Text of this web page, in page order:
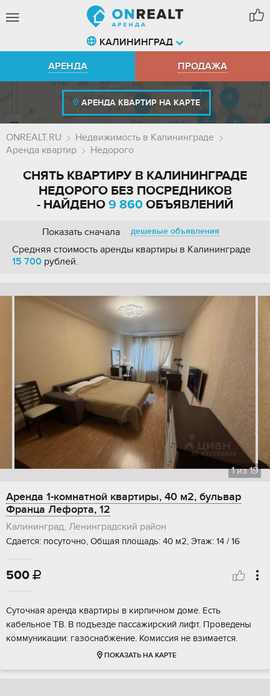
КАЛИНИНГРАД
АРЕНДА
ПРОДАЖА
АРЕНДА КВАРТИР НА КАРТЕ
ONREALT.RU
Недвижимость в Калининграде
Аренда квартир
Недорого
СНЯТЬ КВАРТИРУ В КАЛИНИНГРАДЕ
НЕДОРОГО БЕЗ ПОСРЕДНИКОВ
- НАЙДЕНО 9 860 ОБЪЯВЛЕНИЙ
Показать сначала дешевые объявления
Средняя стоимость аренды квартиры в Калининграде
15 700 рублей.
1из19
Аренда 1-комнатной квартиры, 40 м2, бульвар
Франца Лефорта, 12
Калининград, Ленинградский район
Сдается: посуточно, Общая площадь: 40 м2, Этаж: 14 / 16
500 
Суточная аренда квартиры в кирпичном доме. Есть
кабельное ТВ. В подъезде пассажирский лифт. Проведены
коммуникации: газоснабжение. Комиссия не взимается.
ПОКАЗАТЬ НА КАРТЕ